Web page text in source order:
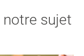
notre sujet